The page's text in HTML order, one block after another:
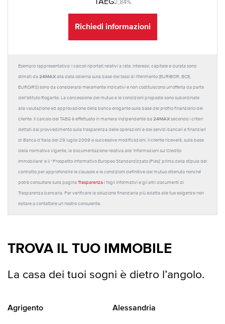
TAEG2,84%
Richiedi informazioni
Esempio rappresentativo: I calcoli riportati relativi a rate, interessi, capitale e durata sono
stimati da 24MAX alla data odierna sulla base dei tassi di riferimento (EURIBOR, BCE,
EUROIRS) sono da considerarsi meramente indicativi e non costituiscono un'offerta da parte
dell'Istituto Rogante. La concessione del mutuo e le condizioni proposte sono subordinate
alla valutazione ed approvazione della banca erogante sulla base del profilo finanziario del
cliente. Il calcolo del TAEG è effettuato in maniera indipendente da 24MAX secondo i criteri
dettati dal provvedimento sulla trasparenza delle operazioni e dei servizi bancari e finanziari
di Banca d'Italia del 29 luglio 2009 e successive modificazioni. Il cliente riceverà, sulla base
della normativa vigente, la documentazione relativa alle 'Informazioni sul Credito
Immobiliare' e il “Prospetto Informativo Europeo Standardizzato (Pies)' prima della stipula del
contratto per approfondire le clausole e le condizioni definitive del mutuo ottenuto nonché
potrà consultare sulla pagina Trasparenza i fogli informativi e gli altri documenti di
Trasparenza bancaria. Per verificare la soluzione finanziaria più adatta alle tue esigenze non
esitare a contattare un nostro consulente.
TROVA IL TUO IMMOBILE
La casa dei tuoi sogni è dietro l’angolo.
Agrigento Alessandria